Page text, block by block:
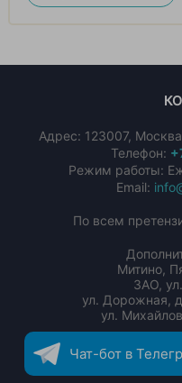
Адрес: 123007, Москва
Телефон:
Режим работы:
Email:
По всем
Митино,
ЗАО,
ул. Дорожная,
ул.
Чат-бот в